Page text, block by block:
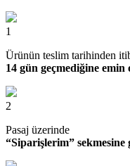
1
Ürünün teslim tarihinden
14 gün geçmediğine emin
2
Pasaj üzerinde
“Siparişlerim” sekmesine